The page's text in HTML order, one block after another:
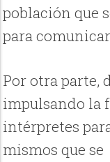
población que
para
Por otra parte,
impulsando la
intérpretes
mismos que